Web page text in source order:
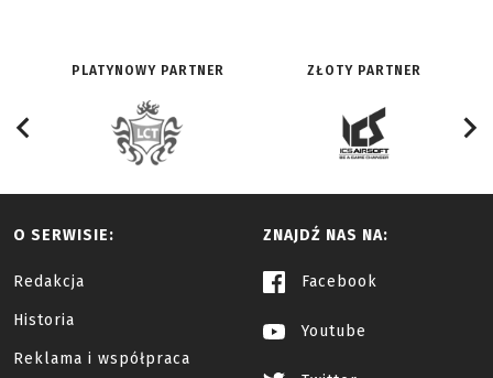
PLATYNOWY PARTNER ZŁOTY PARTNER
O SERWISIE:
Redakcja
Historia
Reklama i współpraca
ZNAJDŹ NAS NA:
Facebook
Youtube